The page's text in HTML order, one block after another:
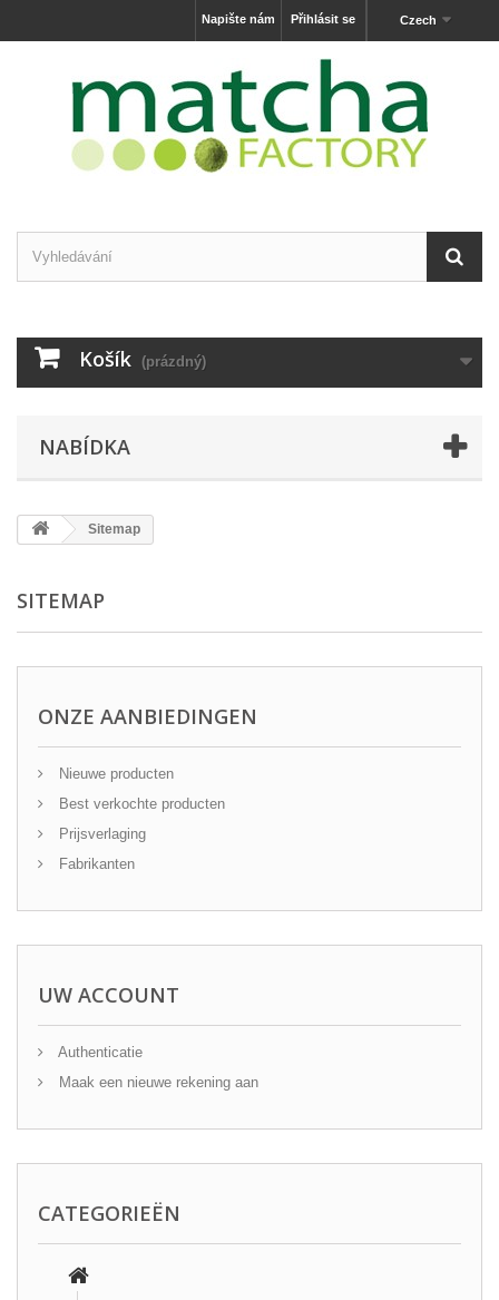
Czech
Přihlásit se
Napište nám
Košík (prázdný)
NABÍDKA
Sitemap
SITEMAP
ONZE AANBIEDINGEN
Nieuwe producten
Best verkochte producten
Prijsverlaging
Fabrikanten
UW ACCOUNT
Authenticatie
Maak een nieuwe rekening aan
CATEGORIEËN